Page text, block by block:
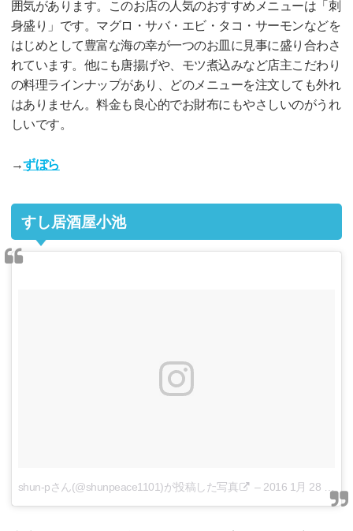
囲気があります。このお店の人気のおすすめメニューは「刺
身盛り」です。マグロ・サバ・エビ・タコ・サーモンなどを
はじめとして豊富な海の幸が一つのお皿に見事に盛り合わさ
れています。他にも唐揚げや、モツ煮込みなど店主こだわり
の料理ラインナップがあり、どのメニューを注文しても外れ
はありません。料金も良心的でお財布にもやさしいのがうれ
しいです。
→ずぼら
すし居酒屋小池
shun-pさん(@shunpeace1101)が投稿した写真 – 2016 1月 28 6:28午前 PST